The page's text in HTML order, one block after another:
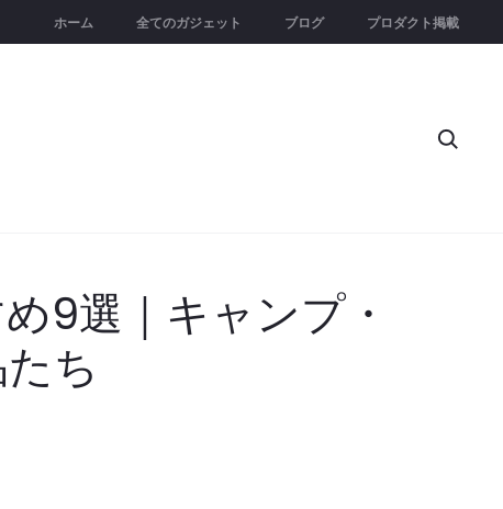
ホーム 全てのガジェット ブログ プロダクト掲載
9選｜キャンプ・
ち